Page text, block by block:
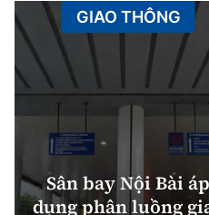
Sân bay Nội Bài áp
dụng phân luồng
GIAO THÔNG